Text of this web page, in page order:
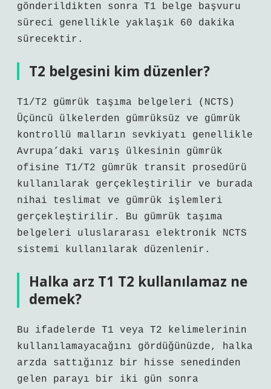
gönderildikten sonra T1 belge başvuru
süreci genellikle yaklaşık 60 dakika
sürecektir.
T2 belgesini kim düzenler?
T1/T2 gümrük taşıma belgeleri (NCTS)
Üçüncü ülkelerden gümrüksüz ve gümrük
kontrollü malların sevkiyatı genellikle
Avrupa’daki varış ülkesinin gümrük
ofisine T1/T2 gümrük transit prosedürü
kullanılarak gerçekleştirilir ve burada
nihai teslimat ve gümrük işlemleri
gerçekleştirilir. Bu gümrük taşıma
belgeleri uluslararası elektronik NCTS
sistemi kullanılarak düzenlenir.
Halka arz T1 T2 kullanılamaz ne
demek?
Bu ifadelerde T1 veya T2 kelimelerinin
kullanılamayacağını gördüğünüzde, halka
arzda sattığınız bir hisse senedinden
gelen parayı bir iki gün sonra